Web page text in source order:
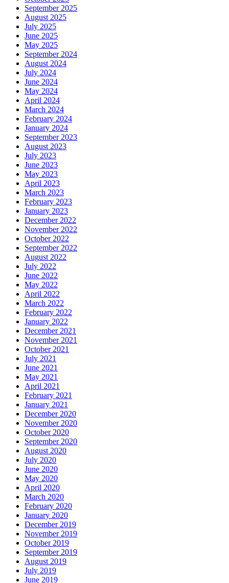
September 2025
August 2025
July 2025
June 2025
May 2025
September 2024
August 2024
July 2024
June 2024
May 2024
April 2024
March 2024
February 2024
January 2024
September 2023
August 2023
July 2023
June 2023
May 2023
April 2023
March 2023
February 2023
January 2023
December 2022
November 2022
October 2022
September 2022
August 2022
July 2022
June 2022
May 2022
April 2022
March 2022
February 2022
January 2022
December 2021
November 2021
October 2021
July 2021
June 2021
May 2021
April 2021
February 2021
January 2021
December 2020
November 2020
October 2020
September 2020
August 2020
July 2020
June 2020
May 2020
April 2020
March 2020
February 2020
January 2020
December 2019
November 2019
October 2019
September 2019
August 2019
July 2019
June 2019